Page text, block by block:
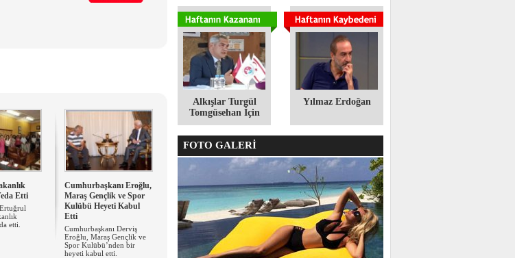
Etti
etti.
Cumhurbaşkanı Eroğlu,
Maraş Gençlik ve Spor
Kulübü Heyeti Kabul
Etti
Cumhurbaşkanı Derviş
Eroğlu, Maraş Gençlik ve
Spor Kulübü’nden bir
heyeti kabul etti.
Alkışlar Turgül
Tomgüsehan İçin
Yılmaz Erdoğan
FOTO GALERİ